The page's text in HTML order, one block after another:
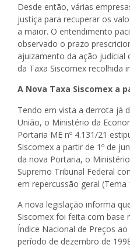
Desde então, várias
justiça para recuperar os
a maior. O entendimento
observado o prazo
ajuizamento da ação judicial
da Taxa Siscomex recolhida
A Nova Taxa Siscomex a
Tendo em vista a derrota já
União, o Ministério da
Portaria ME nº 4.131/21
Siscomex a partir de 1º de
da nova Portaria, o
Supremo Tribunal Federal
em repercussão geral (Tema
A nova legislação informa
Siscomex foi feita com base
Índice Nacional de Preços
período de dezembro de